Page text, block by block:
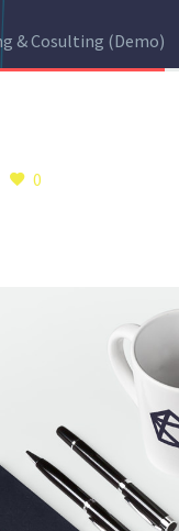
& Cosulting (Demo)
0